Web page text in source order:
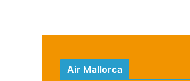
Air Mallorca